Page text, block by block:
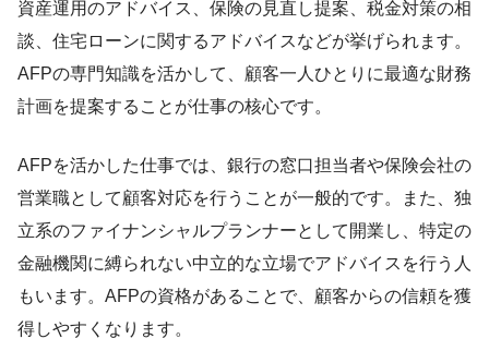
資産運用のアドバイス、保険の見直し提案、税金対策の相
談、住宅ローンに関するアドバイスなどが挙げられます。
AFPの専門知識を活かして、顧客一人ひとりに最適な財務
計画を提案することが仕事の核心です。
AFPを活かした仕事では、銀行の窓口担当者や保険会社の
営業職として顧客対応を行うことが一般的です。また、独
立系のファイナンシャルプランナーとして開業し、特定の
金融機関に縛られない中立的な立場でアドバイスを行う人
もいます。AFPの資格があることで、顧客からの信頼を獲
得しやすくなります。